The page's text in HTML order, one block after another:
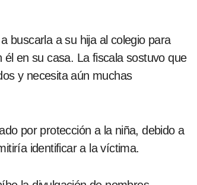
buscarla a su hija al colegio para
en su casa. La fiscala sostuvo que
y necesita aún muchas
por protección a la niña, debido a
identificar a la víctima.